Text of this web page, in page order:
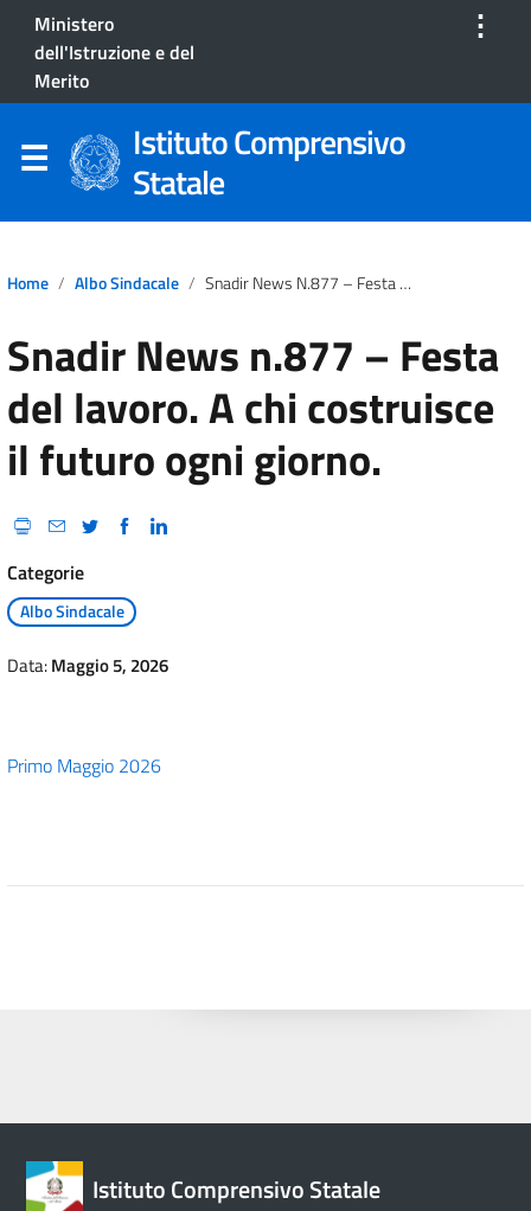
Ministero
dell'Istruzione e del
Merito
⋮
Istituto Comprensivo
Statale
Home Albo Sindacale Snadir News N.877 – Festa Del Lavoro. A Chi Costruisce Il Futuro Ogni Giorno.
Snadir News n.877 – Festa
del lavoro. A chi costruisce
il futuro ogni giorno.
Categorie
Albo Sindacale
Data:Maggio 5, 2026
Primo Maggio 2026
Istituto Comprensivo Statale